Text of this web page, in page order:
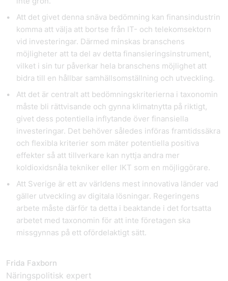
Att det givet denna snäva bedömning kan finansindustrin
komma att välja att bortse från IT- och telekomsektorn
vid investeringar. Därmed minskas branschens
möjligheter att ta del av detta finansieringsinstrument,
vilket i sin tur påverkar hela branschens möjlighet att
bidra till en hållbar samhällsomställning och utveckling.
Att det är centralt att bedömningskriterierna i taxonomin
måste bli rättvisande och gynna klimatnytta på riktigt,
givet dess potentiella inflytande över finansiella
investeringar. Det behöver således införas framtidssäkra
och flexibla kriterier som mäter potentiella positiva
effekter så att tillverkare kan nyttja andra mer
koldioxidsnåla tekniker eller IKT som en möjliggörare.
Att Sverige är ett av världens mest innovativa länder vad
gäller utveckling av digitala lösningar. Regeringens
arbete måste därför ta detta i beaktande i det fortsatta
arbetet med taxonomin för att inte företagen ska
missgynnas på ett ofördelaktigt sätt.
Frida Faxborn
Näringspolitisk expert